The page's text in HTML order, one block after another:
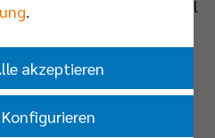
in der Hauptstadt. Aktuell
zehnten Rang (17
Baden Volleys SSC
aber auch vom TSV
abgefangen werden. In
Wiederaufstieg wird es
.
akzeptieren
Konfigurieren